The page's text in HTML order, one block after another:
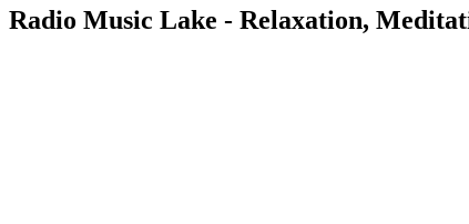
Radio Music Lake - Relaxation,